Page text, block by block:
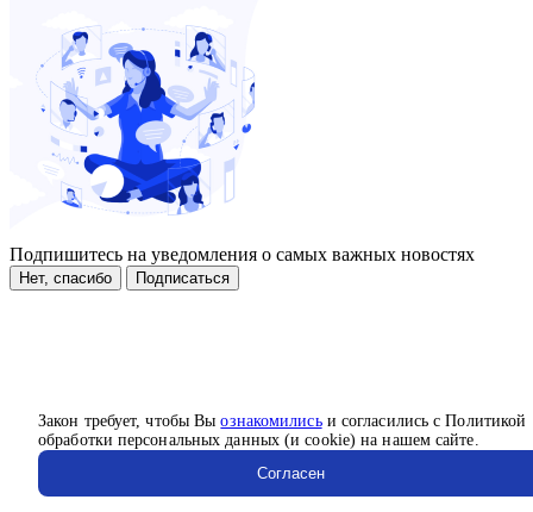
Закон требует, чтобы Выознакомилисьи согласились с Политикой
обработки персональных данных (и cookie) на нашем сайте.
Согласен
Подпишитесь на уведомления о самых важных новостях
Нет, спасибо Подписаться